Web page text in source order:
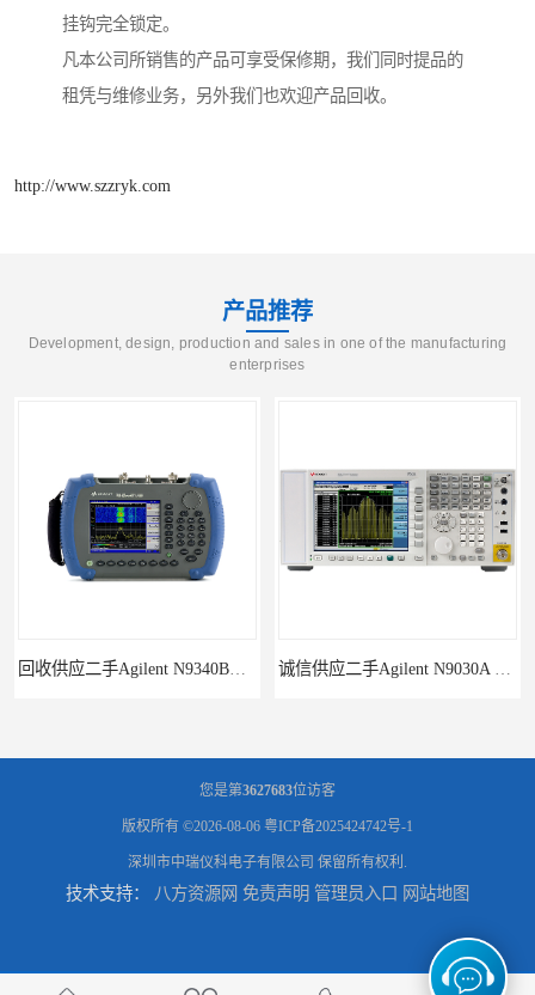
挂钩完全锁定。
凡本公司所销售的产品可享受保修期，我们同时提品的
租凭与维修业务，另外我们也欢迎产品回收。
http://www.szzryk.com
产品推荐
Development, design, production and sales in one of the manufacturing
enterprises
回收供应二手Agilent N9000A PSA系列频谱分析仪 回收供应二手Agilent E4440A PSA系列频谱分析仪
您是第3627683位访客
版权所有 ©2026-08-06 粤ICP备2025424742号-1
深圳市中瑞仪科电子有限公司 保留所有权利.
技术支持： 八方资源网 免责声明 管理员入口 网站地图